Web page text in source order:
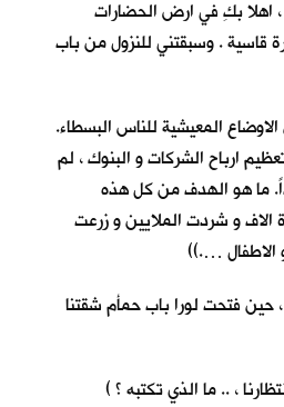
، اهلا بكِ في ارض الحضارات
قاسية . وسبقتني للنزول من باب
المعيشية للناس البسطاء.
ارباح الشركات و البنوك ، لم
ما هو الهدف من كل هذه
الاف و شردت الملايين و زرعت
الاطفال ….))
فتحت لورا باب حمأم شقتنا
، .. ما الذي تكتبه ؟ )